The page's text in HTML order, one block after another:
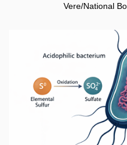
Vere/National